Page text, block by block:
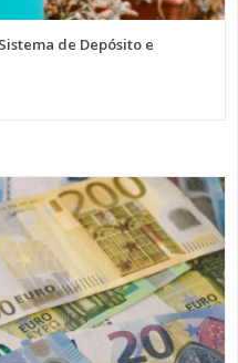
de Depósito e